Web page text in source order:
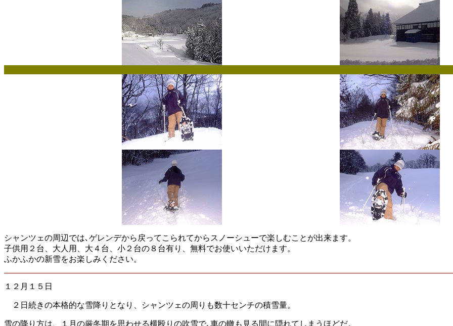
シャンツェの周辺では､ゲレンデから戻ってこられてからスノーシューで楽しむことが出来ます。
子供用２台、大人用、大４台、小２台の８台有り、無料でお使いいただけます。
ふかふかの新雪をお楽しみください。
１２月１５日
２日続きの本格的な雪降りとなり、シャンツェの周りも数十センチの積雪量。
雪の降り方は、１月の厳冬期を思わせる横殴りの吹雪で､車の轍も見る間に隠れてしまうほどだ。